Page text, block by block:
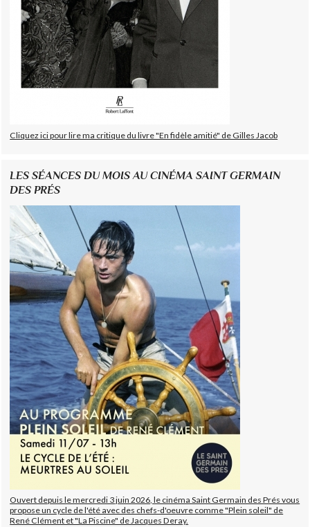
Cliquez ici pour lire ma critique du livre "En fidèle amitié" de Gilles Jacob
LES SÉANCES DU MOIS AU CINÉMA SAINT GERMAIN
DES PRÉS
Ouvert depuis le mercredi 3 juin 2026, le cinéma Saint Germain des Prés vous
propose un cycle de l'été avec des chefs-d'oeuvre comme "Plein soleil" de
René Clément et "La Piscine" de Jacques Deray.